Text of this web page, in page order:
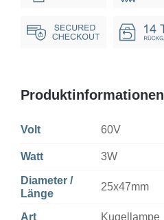
Produktinformationen
Volt 60V
Watt 3W
Diameter /
Länge
25x47mm
Art Kugellampe